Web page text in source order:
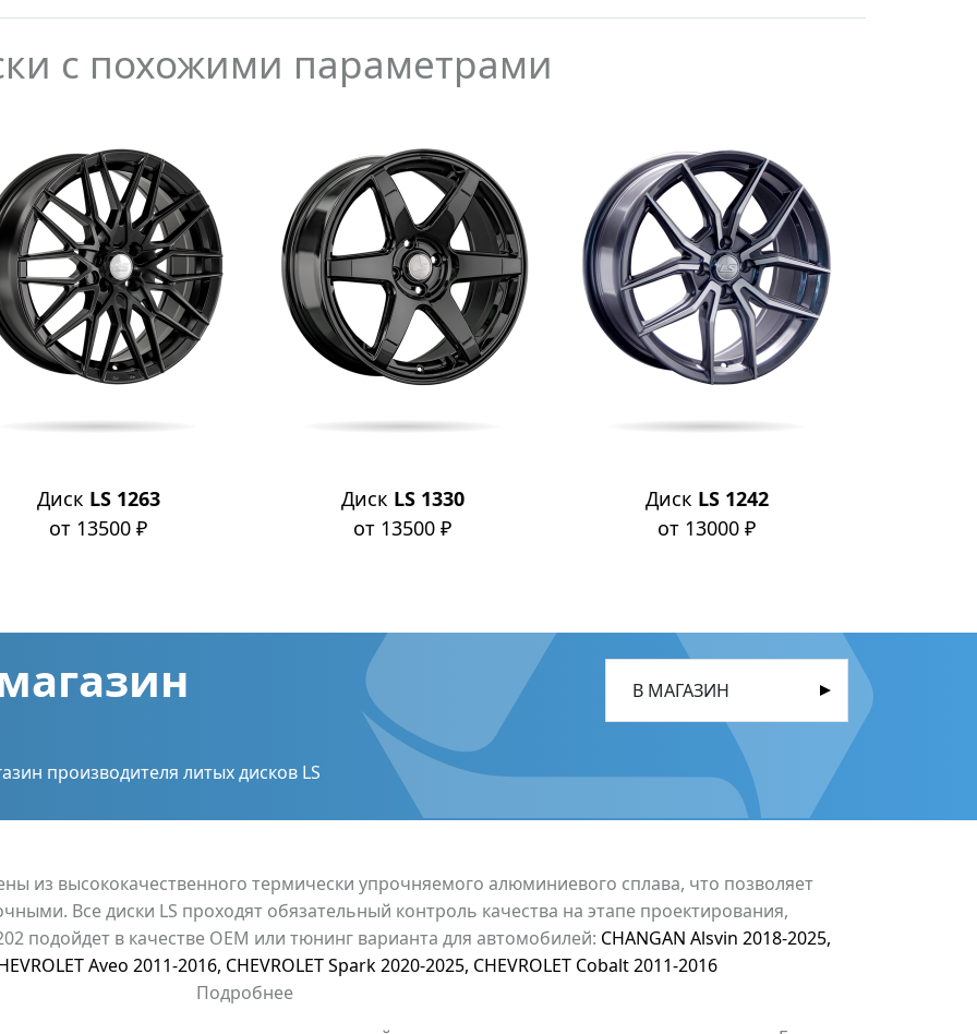
с похожими параметрами
Диск LS 1263
от 13500 ₽
Диск LS 1330
от 13500 ₽
Диск LS 1242
от 13000 ₽
В МАГАЗИН
производителя литых дисков LS
из высококачественного термически упрочняемого алюминиевого сплава, что позволяет
Все диски LS проходят обязательный контроль качества на этапе проектирования,
подойдет в качестве OEM или тюнинг варианта для автомобилей: CHANGAN Alsvin 2018-2025,
Aveo 2011-2016, CHEVROLET Spark 2020-2025, CHEVROLET Cobalt 2011-2016
Подробнее